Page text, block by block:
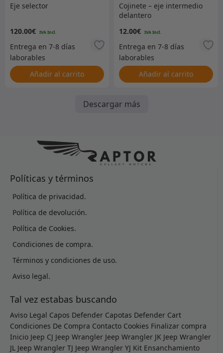
Eje selector
120.00€
Añadir al carrito
Cojinete – eje intermedio
delantero
12.00€
Añadir al carrito
Descargar más
Políticas y términos
Política de privacidad.
Política de devolución.
Política de Cookies.
Condiciones de compra.
Términos y condiciones de uso.
Aviso legal.
Tal vez estabas buscando
Aviso Legal Capos Defender Capotas Defender Cart
Condiciones De Compra Contacto Cookies Finalizar compra
Inicio Jeep CJ Jeep Wrangler Jeep Wrangler JK Jeep Wrangler
JL Jeep Wrangler TJ Jeep Wrangler YJ Kit Ensanchamiento